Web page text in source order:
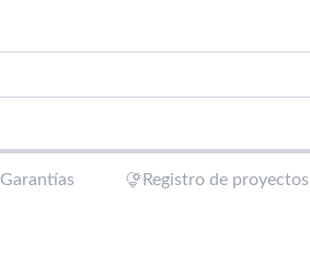
Garantías Registro de proyectos